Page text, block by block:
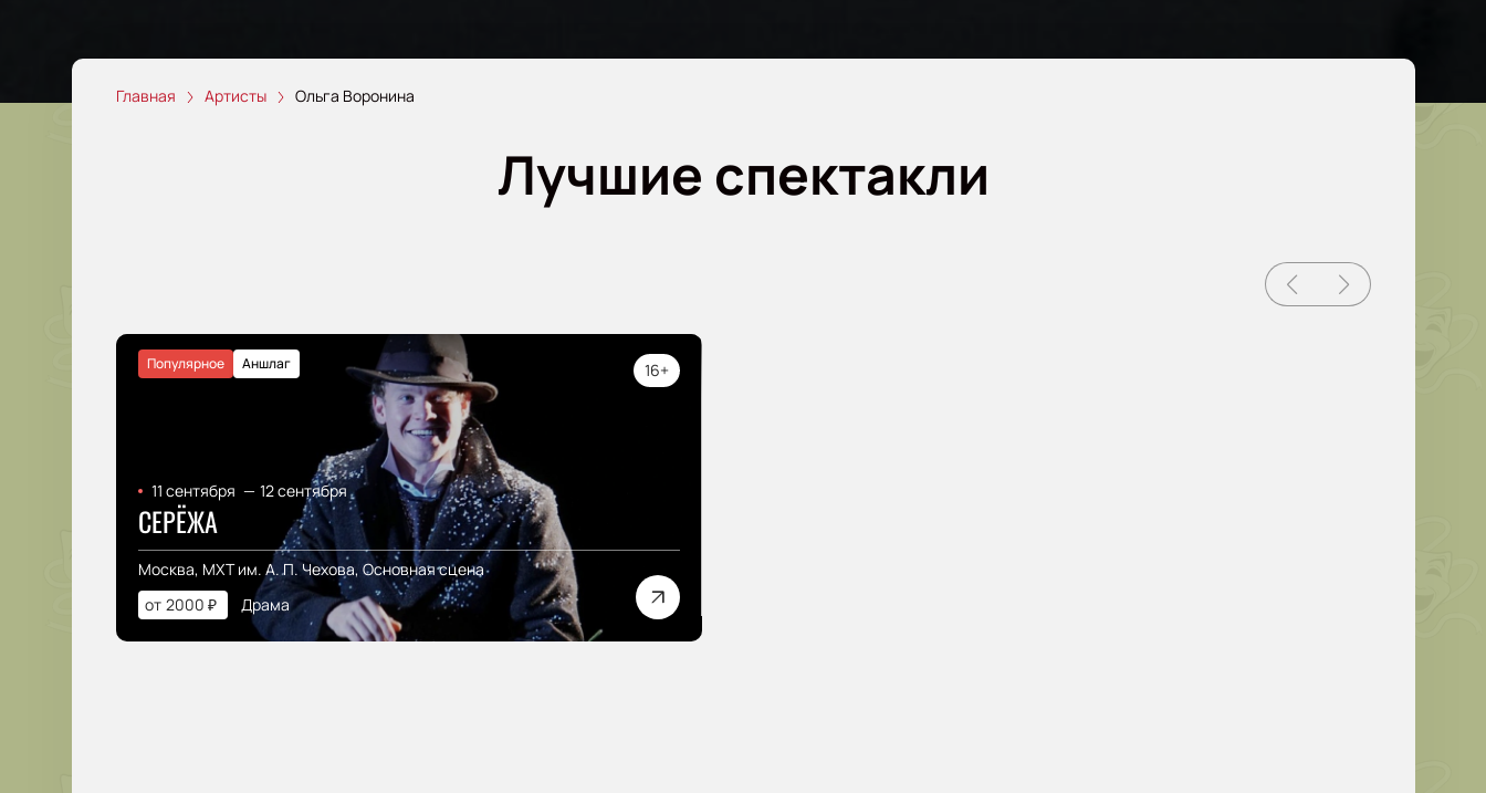
Главная Артисты Ольга Воронина
Лучшие спектакли
Популярное Аншлаг 16+
11 сентября — 12 сентября
СЕРЁЖА
Москва, МХТ им. А. П. Чехова, Основная сцена
от 2000 ₽ Драма